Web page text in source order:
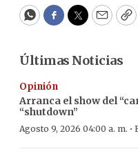
WhatsApp
Facebook
Twitter
Email
Últimas Noticias
Opinión
Arranca el show del
“shutdown”
Agosto 9, 2026 04:00 a. m. ·